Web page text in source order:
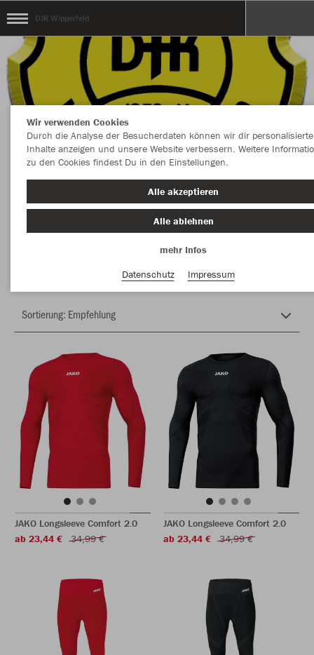
DJK Wipperfeld
Herzlich Willkommen im Teamshop DJK
Wipperfeld
JAKO Longsleeve Comfort 2.0
ab 23,44 €
34,99 €
JAKO Longsleeve Comfort 2.0
ab 23,44 €
34,99 €
Wir verwenden Cookies
Durch die Analyse der Besucherdaten können wir dir personalisierte
Inhalte anzeigen und unsere Website verbessern. Weitere
zu den Cookies findest Du in den Einstellungen.
Alle akzeptieren
Alle ablehnen
mehr Infos
Datenschutz
Impressum